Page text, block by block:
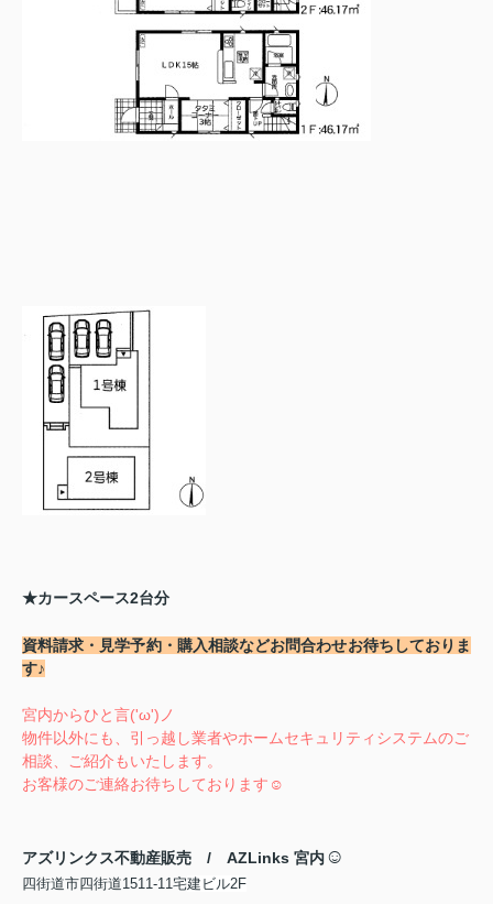
★カースペース2台分
資料請求・見学予約・購入相談などお問合わせお待ちしておりま
す♪
宮内からひと言('ω')ノ
物件以外にも、引っ越し業者やホームセキュリティシステムのご
相談、ご紹介もいたします。
お客様のご連絡お待ちしております☺
アズリンクス不動産販売 / AZLinks 宮内☺
四街道市四街道1511-11宅建ビル2F